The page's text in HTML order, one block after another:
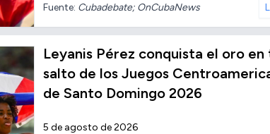
Fuente: Cubadebate; OnCubaNews
Leyanis Pérez conquista el oro
salto de los Juegos
de Santo Domingo 2026
5 de agosto de 2026